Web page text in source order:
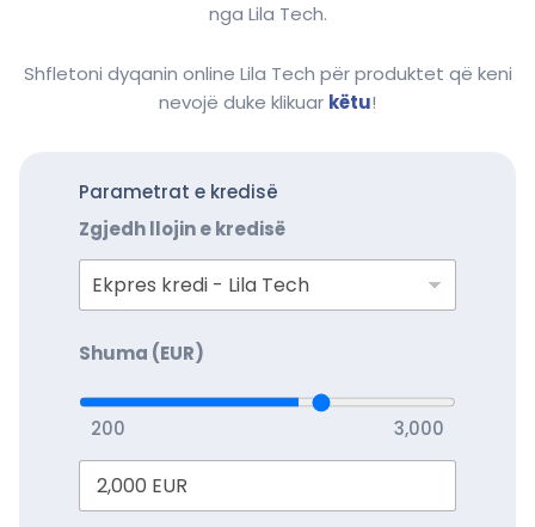
nga Lila Tech.
Shfletoni dyqanin online Lila Tech për produktet që keni
nevojë duke klikuar këtu!
Parametrat e kredisë
Zgjedh llojin e kredisë
Shuma (EUR)
200 3,000